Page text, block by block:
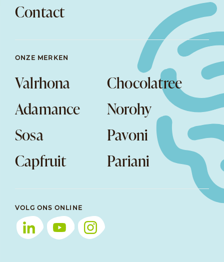
Contact
ONZE MERKEN
Valrhona
Chocolatree
Adamance
Norohy
Sosa
Pavoni
Capfruit
Pariani
VOLG ONS ONLINE